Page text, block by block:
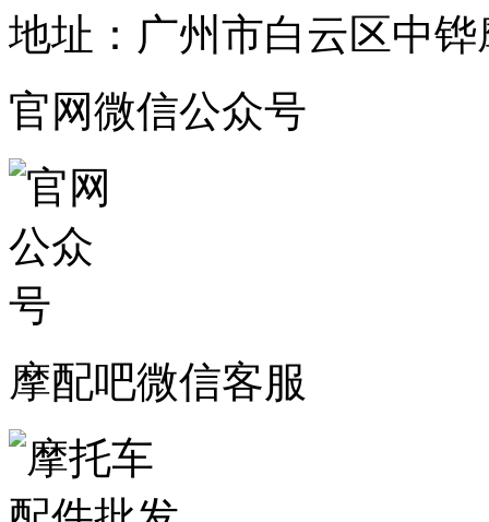
地址：广州市白云区中
官网微信公众号
摩配吧微信客服